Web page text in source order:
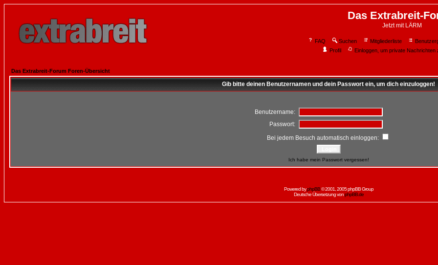
Das Extrabreit-
Jetzt mit LÄRM
FAQ Suchen Mitgliederliste
Profil
Einloggen, um private Nachrichten
Das Extrabreit-Forum Foren-Übersicht
Gib bitte deinen Benutzernamen und dein Passwort ein, um dich einzuloggen!
Benutzername:
Passwort:
Bei jedem Besuch automatisch einloggen:
Ich habe mein Passwort vergessen!
Powered byphpBB© 2001, 2005 phpBB Group
Deutsche Übersetzung vonphpBB.de